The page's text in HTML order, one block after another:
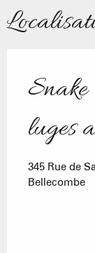
luges
345 Rue de
Bellecombe